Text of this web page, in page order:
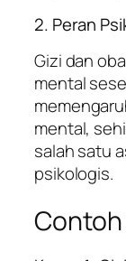
2. Peran
Gizi dan
mental
mental,
salah satu
psikologis.
Contoh